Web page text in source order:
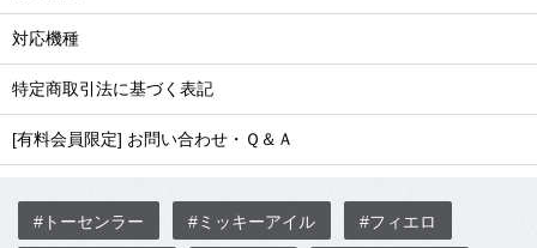
対応機種
特定商取引法に基づく表記
[有料会員限定] お問い合わせ・Ｑ＆Ａ
#トーセンラー #ミッキーアイル #フィエロ